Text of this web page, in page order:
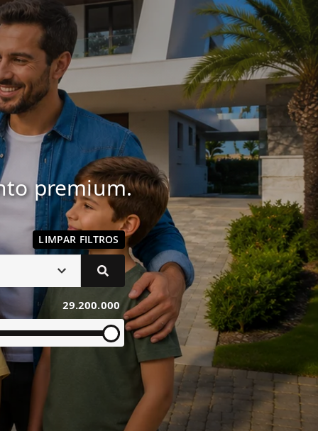
premium.
LIMPAR FILTROS
29.200.000